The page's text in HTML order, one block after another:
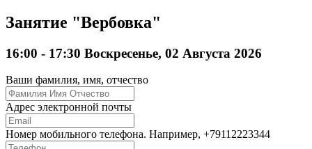
Занятие "Вербовка"
16:00 - 17:30 Воскресенье, 02 Августа 2026
Ваши фамилия, имя, отчество
Адрес электронной почты
Номер мобильного телефона. Например, +79112223344